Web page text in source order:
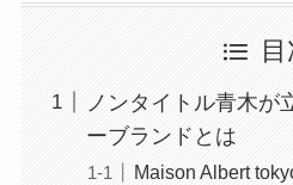
ノンタイトル青木が
ーブランドとは
Maison Albert